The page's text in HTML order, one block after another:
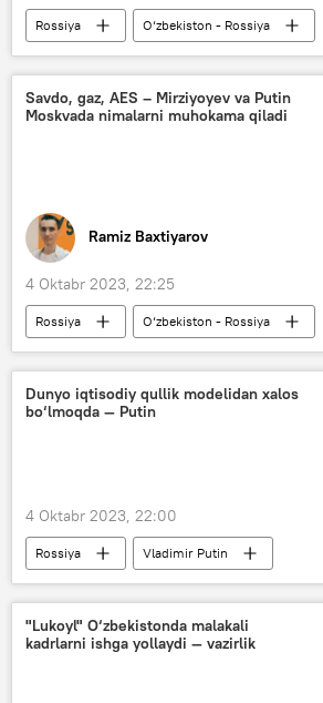
Rossiya
O‘zbekiston - Rossiya
hamkorlik
Vladimir Putin
qutlov
Siyosat
Savdo, gaz, AES – Mirziyoyev va Putin
Moskvada nimalarni muhokama qiladi
Ramiz Baxtiyarov
4 Oktabr 2023, 22:25
Rossiya
O‘zbekiston - Rossiya
Shavkat Mirziyoyev
Baxtiyor Ergashev
Vladimir Putin
hamkorlik
Analitika
Dunyo iqtisodiy qullik modelidan xalos
bo‘lmoqda — Putin
4 Oktabr 2023, 22:00
Rossiya
Vladimir Putin
ko‘p qirrali dunyo
moliyaviy piramida
Jahon banki
Xalqaro valyuta jamg‘armasi (XVJ)
"Lukoyl" O‘zbekistonda malakali
kadrlarni ishga yollaydi — vazirlik